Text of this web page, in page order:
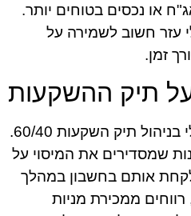
או נכסים בטוחים יותר.
עזר חשוב לשמירה על
זמן.
תיק ההשקעות
תכנון מס הוא חלק קרדינלי בניהול תיק השקעות 60/40.
שמסדירים את המיסוי על
לקחת אותם בחשבון במהלך
ממכירת מניות